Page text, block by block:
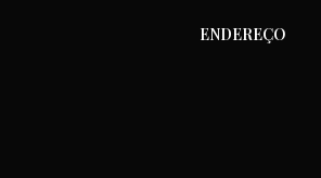
ENDEREÇO